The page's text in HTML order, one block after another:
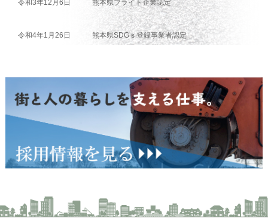
令和3年12月6日 熊本県ブライト企業認定
令和4年1月26日 熊本県SDGｓ登録事業者認定